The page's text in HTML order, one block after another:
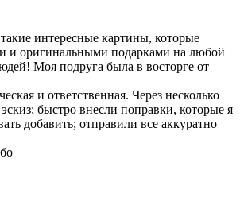
интересные картины, которые
и оригинальными подарками на любой
Моя подруга была в восторге от
и ответственная. Через несколько
быстро внесли поправки, которые я
добавить; отправили все аккуратно